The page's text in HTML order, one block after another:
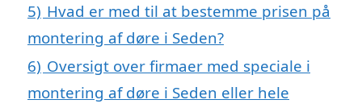
5) Hvad er med til at bestemme prisen på
montering af døre i Seden?
6) Oversigt over firmaer med speciale i
montering af døre i Seden eller hele